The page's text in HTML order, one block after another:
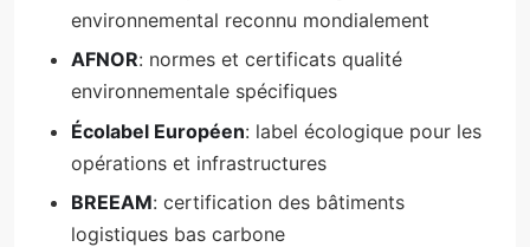
environnemental reconnu mondialement
AFNOR: normes et certificats qualité
environnementale spécifiques
Écolabel Européen: label écologique pour les
opérations et infrastructures
BREEAM: certification des bâtiments
logistiques bas carbone